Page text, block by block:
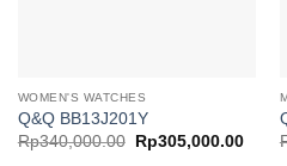
WOMEN'S WATCHES
Q&Q BB13J201Y
Rp340,000.00
Harga
aslinya
Rp305,000.00